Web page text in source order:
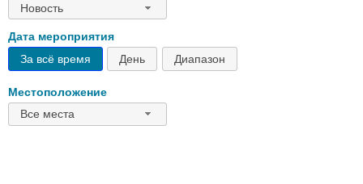
Новость
Дата мероприятия
За всё время
День Диапазон
Местоположение
Все места